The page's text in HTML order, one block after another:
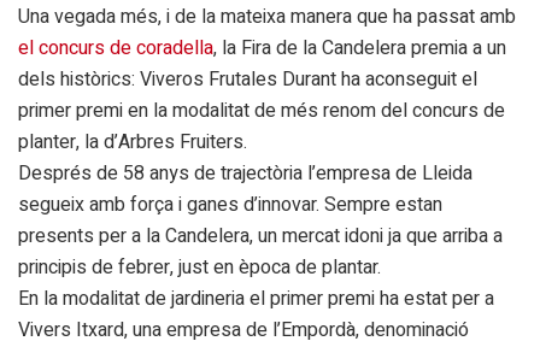
Una vegada més, i de la mateixa manera que ha passat amb
el concurs de coradella, la Fira de la Candelera premia a un
dels històrics: Viveros Frutales Durant ha aconseguit el
primer premi en la modalitat de més renom del concurs de
planter, la d’Arbres Fruiters.
Després de 58 anys de trajectòria l’empresa de Lleida
segueix amb força i ganes d’innovar. Sempre estan
presents per a la Candelera, un mercat idoni ja que arriba a
principis de febrer, just en època de plantar.
En la modalitat de jardineria el primer premi ha estat per a
Vivers Itxard, una empresa de l’Empordà, denominació